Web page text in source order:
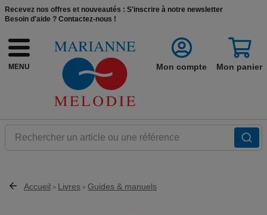
Recevez nos offres et nouveautés : S'inscrire à notre newsletter
Besoin d'aide ? Contactez-nous !
MENU
Rechercher un article ou une référence
Mon compte Mon panier
Accueil > Livres > Guides & manuels